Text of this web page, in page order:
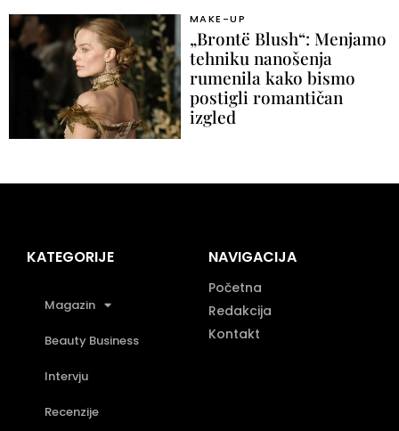
MAKE-UP
„Brontë Blush“: Menjamo
tehniku nanošenja
rumenila kako bismo
postigli romantičan
izgled
KATEGORIJE
Magazin
Beauty Business
Intervju
Recenzije
NAVIGACIJA
Početna
Redakcija
Kontakt